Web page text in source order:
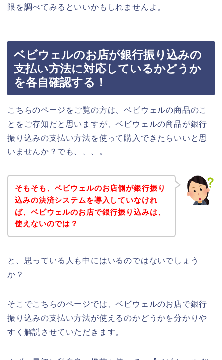
限を調べてみるといいかもしれませんよ。
ベビウェルのお店が銀行振り込みの
支払い方法に対応しているかどうか
を各自確認する！
こちらのページをご覧の方は、ベビウェルの商品のこ
とをご存知だと思いますが、ベビウェルの商品が銀行
振り込みの支払い方法を使って購入できたらいいと思
いませんか？でも、、、。
そもそも、ベビウェルのお店側が銀行振り
込みの決済システムを導入していなけれ
ば、ベビウェルのお店で銀行振り込みは、
使えないのでは？
と、思っている人も中にはいるのではないでしょう
か？
そこでこちらのページでは、ベビウェルのお店で銀行
振り込みの支払い方法が使えるのかどうかを分かりや
すく解説させていただきます。